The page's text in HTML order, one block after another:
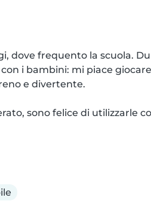
dove frequento la scuola.
i bambini: mi piace
e divertente.
sono felice di utilizzarle